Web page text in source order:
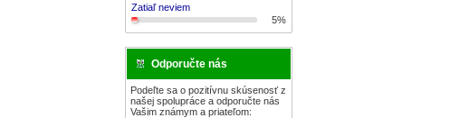
Zatiaľ neviem
5%
Odporučte nás
Podeľte sa o pozitívnu skúsenosť z
našej spolupráce a odporučte nás
Vašim známym a priateľom: